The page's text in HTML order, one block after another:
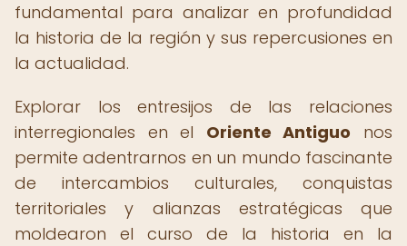
fundamental para analizar en profundidad
la historia de la región y sus repercusiones en
la actualidad.
Explorar los entresijos de las relaciones
interregionales en el Oriente Antiguo nos
permite adentrarnos en un mundo fascinante
de intercambios culturales, conquistas
territoriales y alianzas estratégicas que
moldearon el curso de la historia en la